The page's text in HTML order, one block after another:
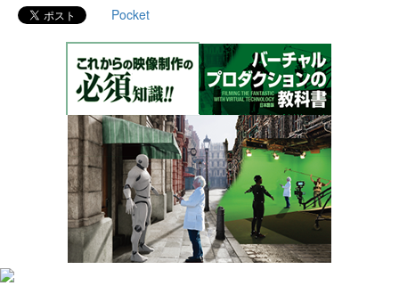
Pocket